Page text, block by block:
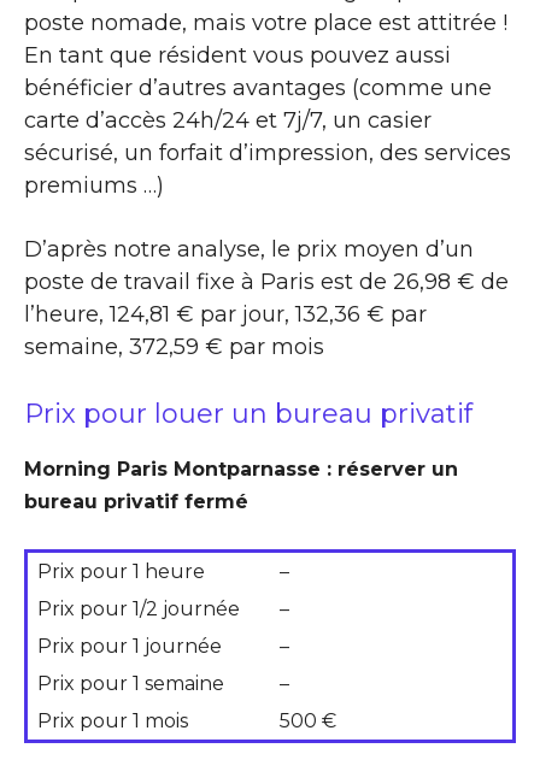
poste nomade, mais votre place est attitrée !
En tant que résident vous pouvez aussi
bénéficier d’autres avantages (comme une
carte d’accès 24h/24 et 7j/7, un casier
sécurisé, un forfait d’impression, des services
premiums …)
D’après notre analyse, le prix moyen d’un
poste de travail fixe à Paris est de 26,98 € de
l’heure, 124,81 € par jour, 132,36 € par
semaine, 372,59 € par mois
Prix pour louer un bureau privatif
Morning Paris Montparnasse : réserver un
bureau privatif fermé
Prix pour 1 heure
–
Prix pour 1/2 journée
–
Prix pour 1 journée
–
Prix pour 1 semaine
–
Prix pour 1 mois
500 €